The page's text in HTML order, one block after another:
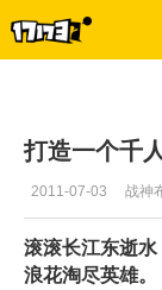
打造一个千
2011-07-03 战神
滚滚长江东逝水
浪花淘尽英雄。